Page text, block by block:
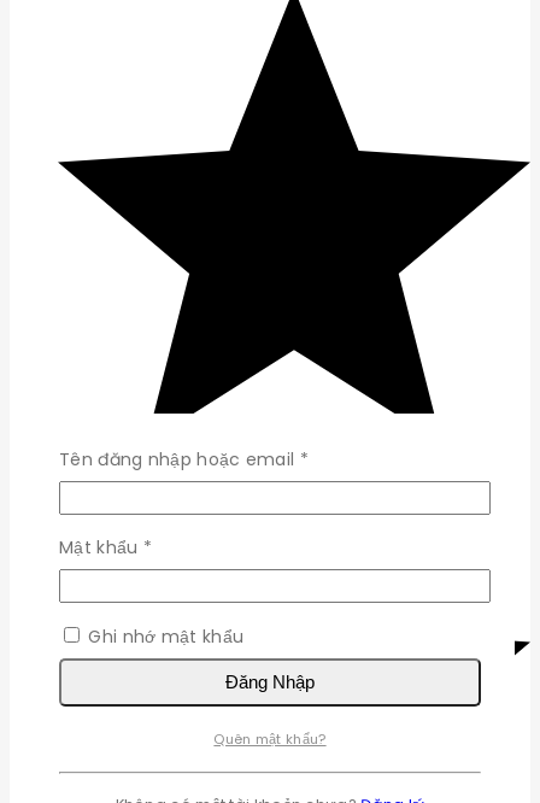
Tên đăng nhập hoặc email *Bắt
buộc
Mật khẩu *
buộc
Ghi nhớ mật khẩu
Đăng Nhập
Quên mật khẩu?